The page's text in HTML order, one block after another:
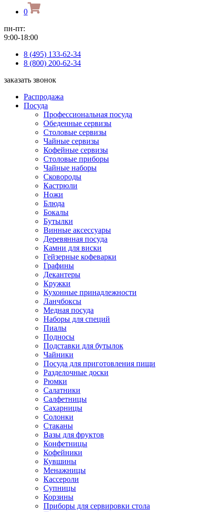
0
пн-пт:
9:00-18:00
8 (495) 133-62-34
8 (800) 200-62-34
заказать звонок
Распродажа
Посуда
Профессиональная посуда
Обеденные сервизы
Столовые сервизы
Чайные сервизы
Кофейные сервизы
Столовые приборы
Чайные наборы
Сковороды
Кастрюли
Ножи
Блюда
Бокалы
Бутылки
Винные аксессуары
Деревянная посуда
Камни для виски
Гейзерные кофеварки
Графины
Декантеры
Кружки
Кухонные принадлежности
Ланчбоксы
Медная посуда
Наборы для специй
Пиалы
Подносы
Подставки для бутылок
Чайники
Посуда для приготовления пищи
Разделочные доски
Рюмки
Салатники
Салфетницы
Сахарницы
Солонки
Стаканы
Вазы для фруктов
Конфетницы
Кофейники
Кувшины
Менажницы
Кассероли
Супницы
Корзины
Приборы для сервировки стола